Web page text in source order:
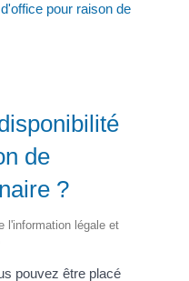
pour raison de
de
?
l'information légale et
pouvez être placé